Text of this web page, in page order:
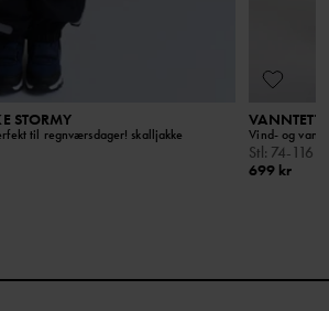
STORMY
til regnværsdager! skalljakke
VANNTETT
Vind- og
Stl : 74-116
699 kr